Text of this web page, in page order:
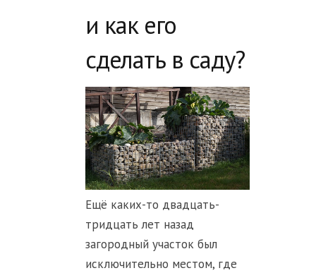
Прочееи как его
сделать в саду?
Ещё каких-то двадцать-
тридцать лет назад
загородный участок был
исключительно местом, где